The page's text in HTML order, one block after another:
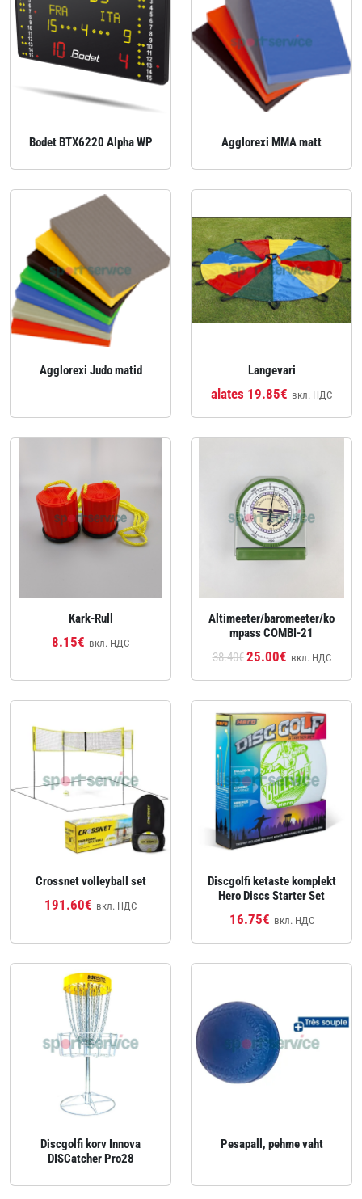
Bodet BTX6220 Alpha WP Agglorexi MMA matt
Agglorexi Judo matid Langevari
alates 19.85€ вкл. НДС
Kark-Rull
8.15€ вкл. НДС
Altimeeter/baromeeter/ko
mpass COMBI-21
38.40€25.00€ вкл. НДС
Crossnet volleyball set
191.60€ вкл. НДС
Discgolfi ketaste komplekt
Hero Discs Starter Set
16.75€ вкл. НДС
Discgolfi korv Innova
DISCatcher Pro28
Pesapall, pehme vaht